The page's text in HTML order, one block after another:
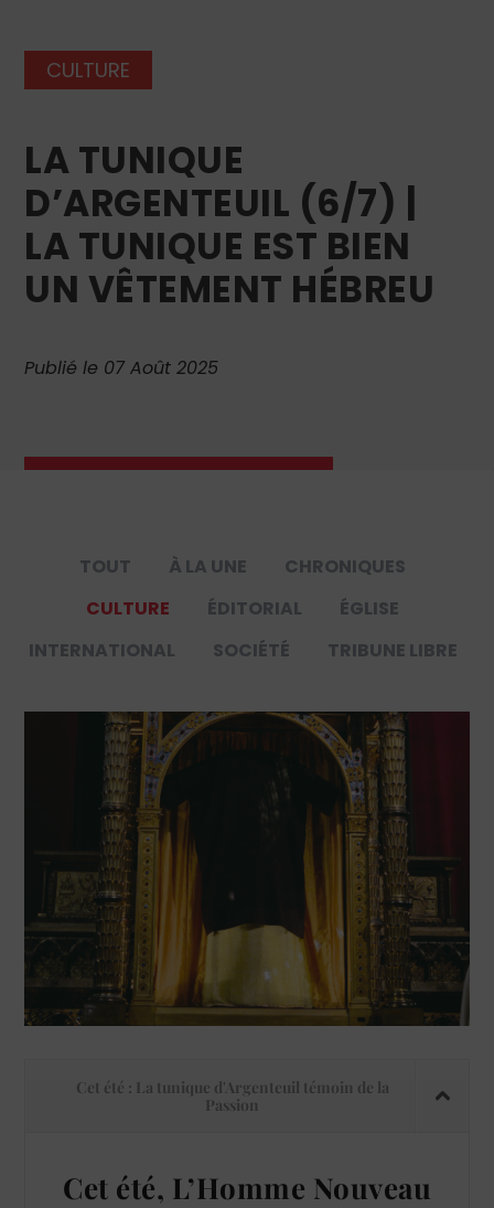
CULTURE
LA TUNIQUE
D’ARGENTEUIL (6/7) |
LA TUNIQUE EST BIEN
UN VÊTEMENT HÉBREU
Publié le 07 Août 2025
TOUT À LA UNE
CHRONIQUES
CULTURE
ÉDITORIAL
ÉGLISE
INTERNATIONAL
SOCIÉTÉ TRIBUNE LIBRE
Cet été : La tunique d'Argenteuil témoin de la
Passion
Cet été, L’Homme Nouveau